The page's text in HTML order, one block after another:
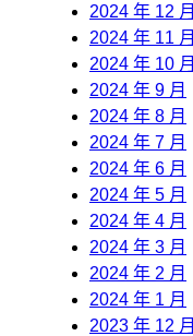
2024 年 12 月
2024 年 11 月
2024 年 10 月
2024 年 9 月
2024 年 8 月
2024 年 7 月
2024 年 6 月
2024 年 5 月
2024 年 4 月
2024 年 3 月
2024 年 2 月
2024 年 1 月
2023 年 12 月